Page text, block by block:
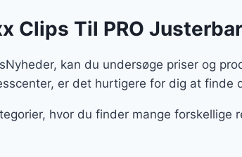
Clips Til PRO
kan du undersøge priser og
er det hurtigere for dig at finde
hvor du finder mange